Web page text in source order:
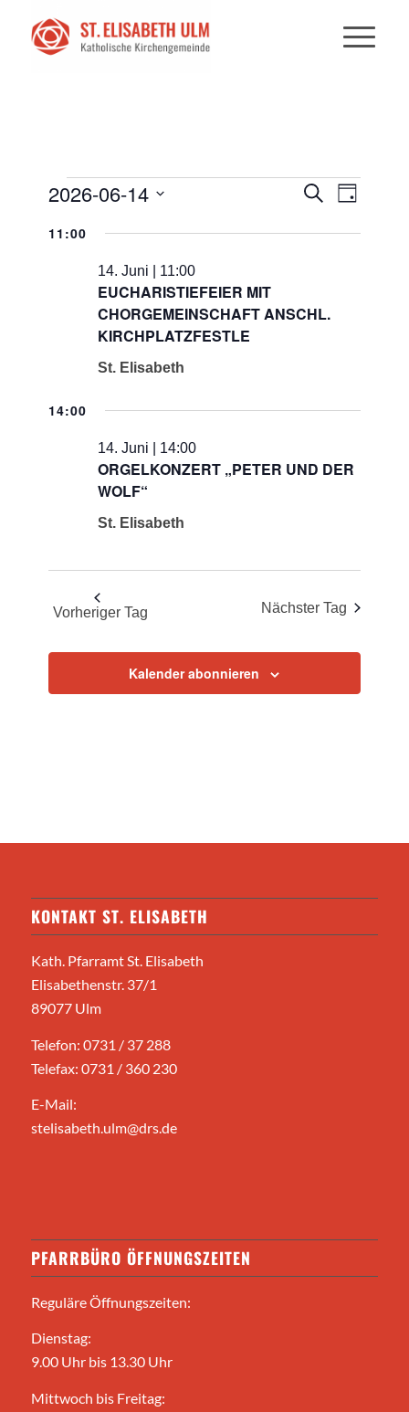
VERANSTALTUNGEN
FÜR
JUNI
2026
Suche
Tag
2026-06-14
wählen.
11:00
EUCHARISTIEFEIER MIT
CHORGEMEINSCHAFT ANSCHL.
KIRCHPLATZFESTLE
14. Juni | 11:00
St. Elisabeth
14:00
ORGELKONZERT „PETER UND DER
WOLF“
14. Juni | 14:00
St. Elisabeth
Vorheriger Tag Nächster Tag
Kalender abonnieren
KONTAKT ST. ELISABETH
Kath. Pfarramt St. Elisabeth
Elisabethenstr. 37/1
89077 Ulm
Telefon: 0731 / 37 288
Telefax: 0731 / 360 230
E-Mail:
stelisabeth.ulm@drs.de
PFARRBÜRO ÖFFNUNGSZEITEN
Reguläre Öffnungszeiten:
Dienstag:
9.00 Uhr bis 13.30 Uhr
Mittwoch bis Freitag: